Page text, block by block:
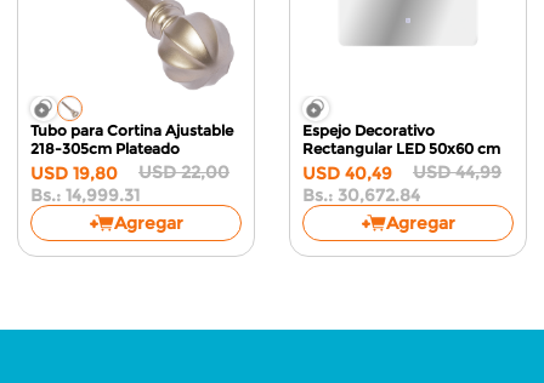
Tubo para Cortina Ajustable
218-305cm Plateado
USD 19,80 USD 22,00
Bs.: 14,999.31
Agregar
Espejo Decorativo
Rectangular LED 50x60 cm
USD 40,49 USD 44,99
Bs.: 30,672.84
Agregar